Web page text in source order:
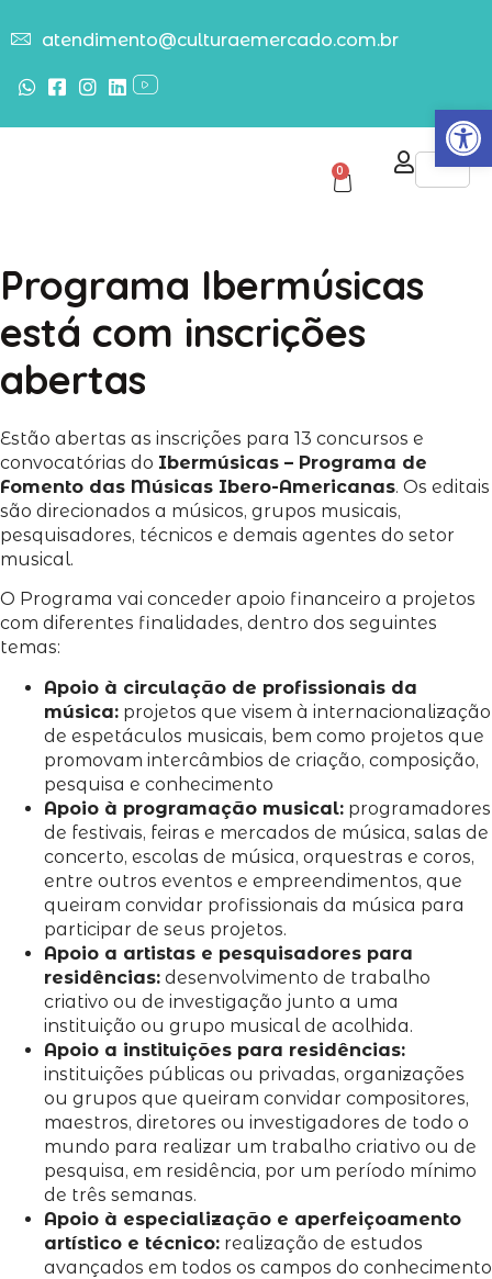
Abrir
atendimento@culturaemercado.com.br
0
Programa Ibermúsicas
está com inscrições
abertas
Estão abertas as inscrições para 13 concursos e
convocatórias do Ibermúsicas – Programa de
Fomento das Músicas Ibero-Americanas. Os editais
são direcionados a músicos, grupos musicais,
pesquisadores, técnicos e demais agentes do setor
musical.
O Programa vai conceder apoio financeiro a projetos
com diferentes finalidades, dentro dos seguintes
temas:
Apoio à circulação de profissionais da
música: projetos que visem à internacionalização
de espetáculos musicais, bem como projetos que
promovam intercâmbios de criação, composição,
pesquisa e conhecimento
Apoio à programação musical: programadores
de festivais, feiras e mercados de música, salas de
concerto, escolas de música, orquestras e coros,
entre outros eventos e empreendimentos, que
queiram convidar profissionais da música para
participar de seus projetos.
Apoio a artistas e pesquisadores para
residências: desenvolvimento de trabalho
criativo ou de investigação junto a uma
instituição ou grupo musical de acolhida.
Apoio a instituições para residências:
instituições públicas ou privadas, organizações
ou grupos que queiram convidar compositores,
maestros, diretores ou investigadores de todo o
mundo para realizar um trabalho criativo ou de
pesquisa, em residência, por um período mínimo
de três semanas.
Apoio à especialização e aperfeiçoamento
artístico e técnico: realização de estudos
avançados em todos os campos do conhecimento